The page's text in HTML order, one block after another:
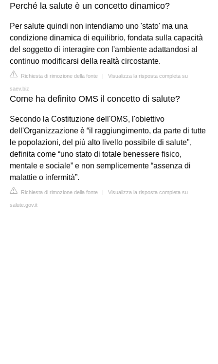
Perché la salute è un concetto dinamico?
Per salute quindi non intendiamo uno 'stato' ma una
condizione dinamica di equilibrio, fondata sulla capacità
del soggetto di interagire con l'ambiente adattandosi al
continuo modificarsi della realtà circostante.
Richiesta di rimozione della fonte | Visualizza la risposta completa su
saev.biz
Come ha definito OMS il concetto di salute?
Secondo la Costituzione dell'OMS, l'obiettivo
dell'Organizzazione è “il raggiungimento, da parte di tutte
le popolazioni, del più alto livello possibile di salute",
definita come “uno stato di totale benessere fisico,
mentale e sociale” e non semplicemente “assenza di
malattie o infermità”.
Richiesta di rimozione della fonte | Visualizza la risposta completa su
salute.gov.it